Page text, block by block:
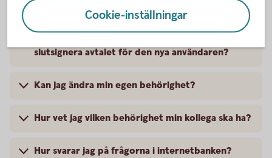
slutsignera avtalet för den nya användaren?
Kan jag ändra min egen behörighet?
Hur vet jag vilken behörighet min kollega ska ha?
Hur svarar jag på frågorna i internetbanken?
Cookie-inställningar